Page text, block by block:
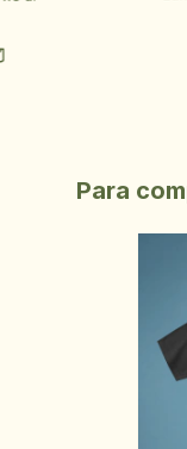
Para